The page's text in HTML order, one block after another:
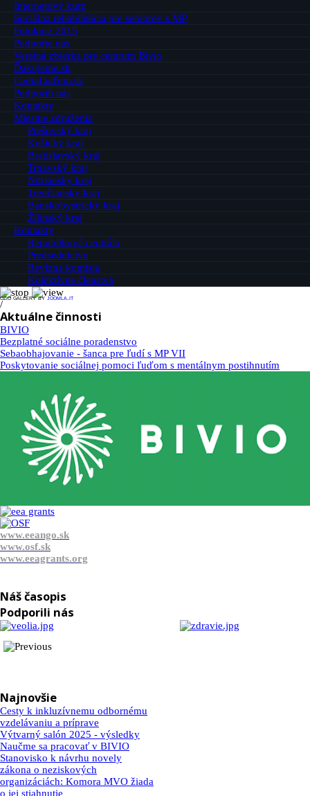
Internetový kurz
Sociálna rehabilitácia pre seniorov s MP
Fotokurz 2015
Podporte nás
Verejná zbierka pre centrum Bivio
Ďakujeme.sk
ĽudiaĽuďom.sk
Podporili nás
Kontakty
Miestne združenia
Prešovský kraj
Košický kraj
Bratislavský kraj
Trnavský kraj
Nitriansky kraj
Trenčiansky kraj
Banskobystrický kraj
Žilinský kraj
Kontakty
Republiková centrála
Predsedníctvo
Revízna komisia
Kolektívne členstvá
/
ozio gallery byjoomla.it
Aktuálne činnosti
BIVIO
Bezplatné sociálne poradenstvo
Sebaobhajovanie - šanca pre ľudí s MP VII
Poskytovanie sociálnej pomoci ľuďom s mentálnym postihnutím
www.eeango.sk
www.osf.sk
www.eeagrants.org
Náš časopis
Podporili nás
Najnovšie
Cesty k inkluzívnemu odbornému
vzdelávaniu a príprave
Výtvarný salón 2025 - výsledky
Naučme sa pracovať v BIVIO
Stanovisko k návrhu novely
zákona o neziskových
organizáciách: Komora MVO žiada
o jej stiahnutie